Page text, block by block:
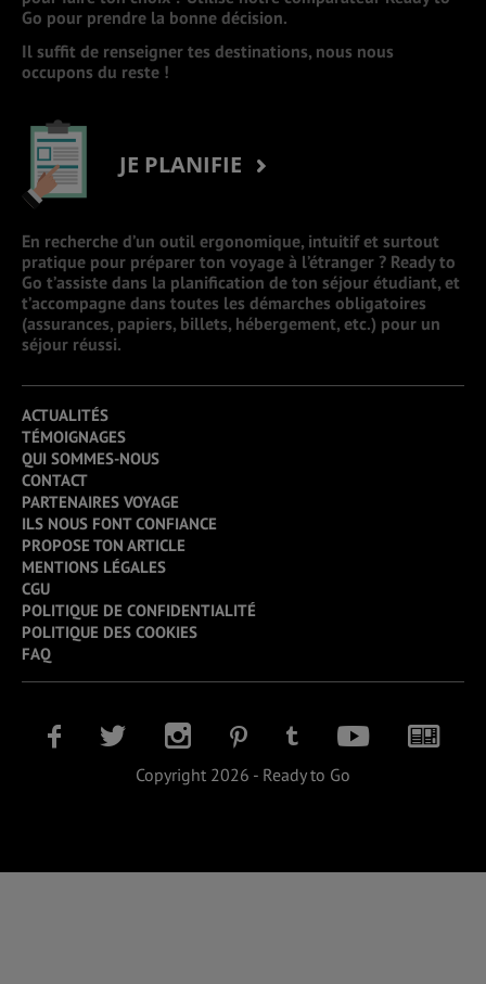
Go pour prendre la bonne décision.
Il suffit de renseigner tes destinations, nous nous
occupons du reste !
JE PLANIFIE
En recherche d’un outil ergonomique, intuitif et surtout
pratique pour préparer ton voyage à l’étranger ? Ready to
Go t’assiste dans la planification de ton séjour étudiant, et
t’accompagne dans toutes les démarches obligatoires
(assurances, papiers, billets, hébergement, etc.) pour un
séjour réussi.
ACTUALITÉS
TÉMOIGNAGES
QUI SOMMES-NOUS
CONTACT
PARTENAIRES VOYAGE
ILS NOUS FONT CONFIANCE
PROPOSE TON ARTICLE
MENTIONS LÉGALES
CGU
POLITIQUE DE CONFIDENTIALITÉ
POLITIQUE DES COOKIES
FAQ
Copyright 2026 - Ready to Go